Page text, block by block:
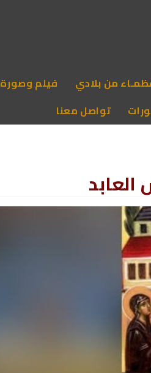
من بلادي فيلم وصورة
تواصل معنا